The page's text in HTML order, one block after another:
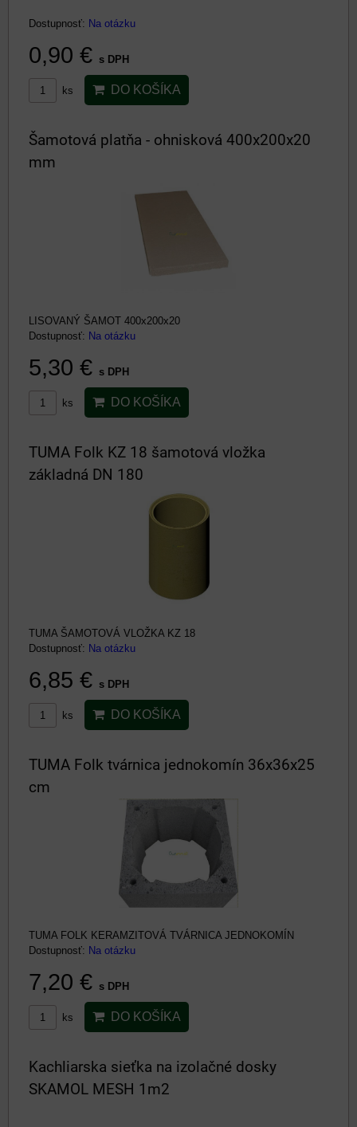
Dostupnosť: Na otázku
0,90 € s DPH
ks DO KOŠÍKA
Šamotová platňa - ohnisková 400x200x20
mm
LISOVANÝ ŠAMOT 400x200x20
Dostupnosť: Na otázku
5,30 € s DPH
ks DO KOŠÍKA
TUMA Folk KZ 18 šamotová vložka
základná DN 180
TUMA ŠAMOTOVÁ VLOŽKA KZ 18
Dostupnosť: Na otázku
6,85 € s DPH
ks DO KOŠÍKA
TUMA Folk tvárnica jednokomín 36x36x25
cm
TUMA FOLK KERAMZITOVÁ TVÁRNICA JEDNOKOMÍN
Dostupnosť: Na otázku
7,20 € s DPH
ks DO KOŠÍKA
Kachliarska sieťka na izolačné dosky
SKAMOL MESH 1m2